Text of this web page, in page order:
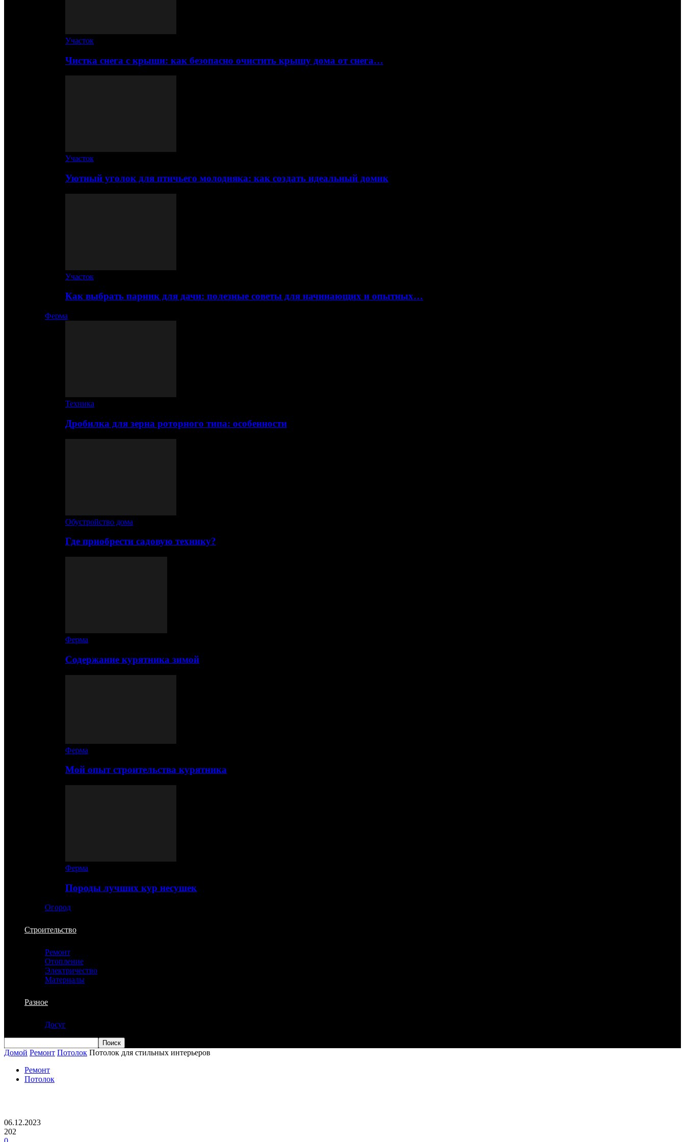
Участок
Чистка снега с крыши: как безопасно очистить крышу дома от снега…
Участок
Уютный уголок для птичьего молодняка: как создать идеальный домик
Участок
Как выбрать парник для дачи: полезные советы для начинающих и опытных…
Ферма
Техника
Дробилка для зерна роторного типа: особенности
Обустройство дома
Где приобрести садовую технику?
Ферма
Содержание курятника зимой
Ферма
Мой опыт строительства курятника
Ферма
Породы лучших кур несушек
Огород
Строительство
Ремонт
Отопление
Электричество
Материалы
Разное
Досуг
Домой Ремонт Потолок Потолок для стильных интерьеров
Ремонт
Потолок
06.12.2023
202